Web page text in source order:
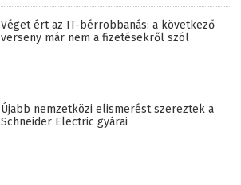
Véget ért az IT-bérrobbanás: a következő
verseny már nem a fizetésekről szól
Újabb nemzetközi elismerést szereztek a
Schneider Electric gyárai